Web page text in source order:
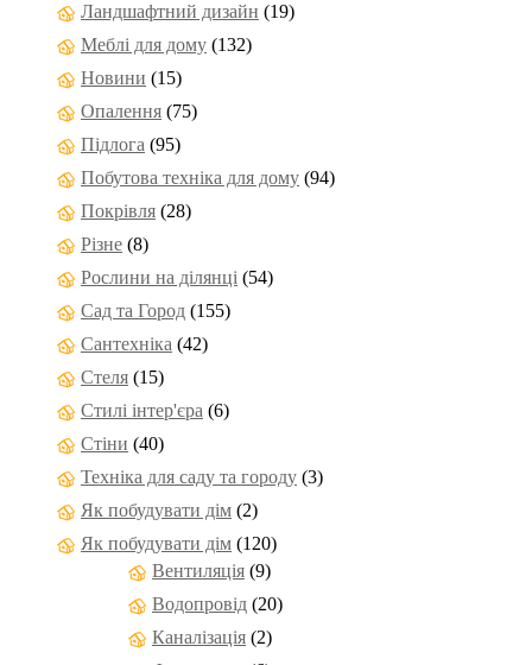
Ландшафтний дизайн (19)
Меблі для дому (132)
Новини (15)
Опалення (75)
Підлога (95)
Побутова техніка для дому (94)
Покрівля (28)
Різне (8)
Рослини на ділянці (54)
Сад та Город (155)
Сантехніка (42)
Стеля (15)
Стилі інтер'єра (6)
Стіни (40)
Техніка для саду та городу (3)
Як побудувати дім (2)
Як побудувати дім (120)
Вентиляція (9)
Водопровід (20)
Каналізація (2)